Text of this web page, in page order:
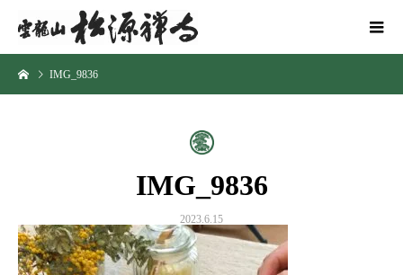
IMG_9836
IMG_9836
2023.6.15